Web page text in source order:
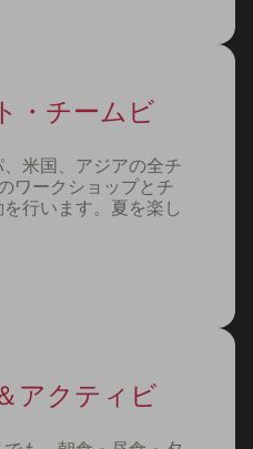
・チームビ
米国、アジアの全チ
ワークショップとチ
行います。夏を楽し
アクティビ